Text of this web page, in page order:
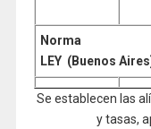
Norma
LEY (Buenos
Se establecen las
y tasas,